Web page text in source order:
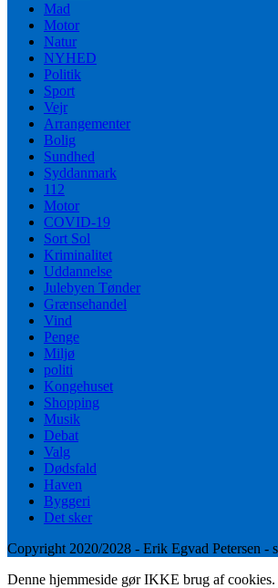
Mad
Motor
Natur
NYHED
Politik
Sport
Vejr
Arrangementer
Bolig
Sundhed
Syddanmark
112
Motor
COVID-19
Sort Sol
Kriminalitet
Uddannelse
Julebyen Tønder
Grænsehandel
Vind
Penge
Miljø
politi
Kongehuset
Shopping
Musik
Debat
Valg
Dødsfald
Haven
Byggeri
Det sker
Copyright 2020/2028 - Erik Egvad Petersen -
Denne hjemmeside gør IKKE brug af cookies.